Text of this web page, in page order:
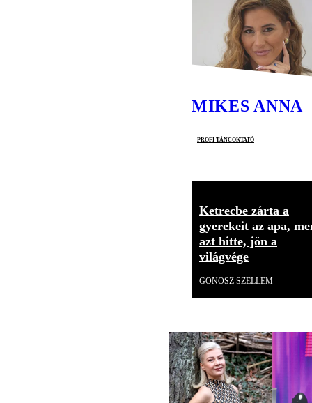
MIKES ANNA
profi táncoktató
Ketrecbe zárta a
gyerekeit az apa,
azt hitte, jön a
világvége
GONOSZ SZELLEM